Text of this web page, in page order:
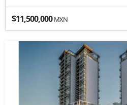
$11,500,000MXN